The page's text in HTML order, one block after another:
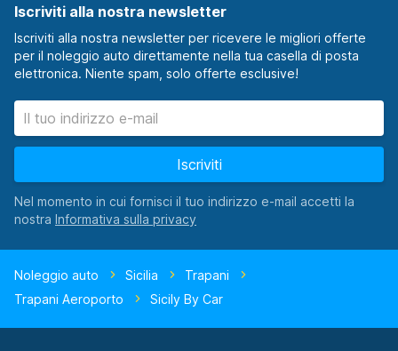
Iscriviti alla nostra newsletter
Iscriviti alla nostra newsletter per ricevere le migliori offerte
per il noleggio auto direttamente nella tua casella di posta
elettronica. Niente spam, solo offerte esclusive!
Iscriviti
Nel momento in cui fornisci il tuo indirizzo e-mail accetti la
nostra
Noleggio auto Sicilia
Trapani
Trapani Aeroporto
Sicily By Car